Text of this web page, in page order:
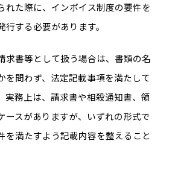
れた際に、インボイス制度の要件を
する必要があります。
求書等として扱う場合は、書類の名
を問わず、法定記載事項を満たして
実務上は、請求書や相殺通知書、領
ースがありますが、いずれの形式で
を満たすよう記載内容を整えること